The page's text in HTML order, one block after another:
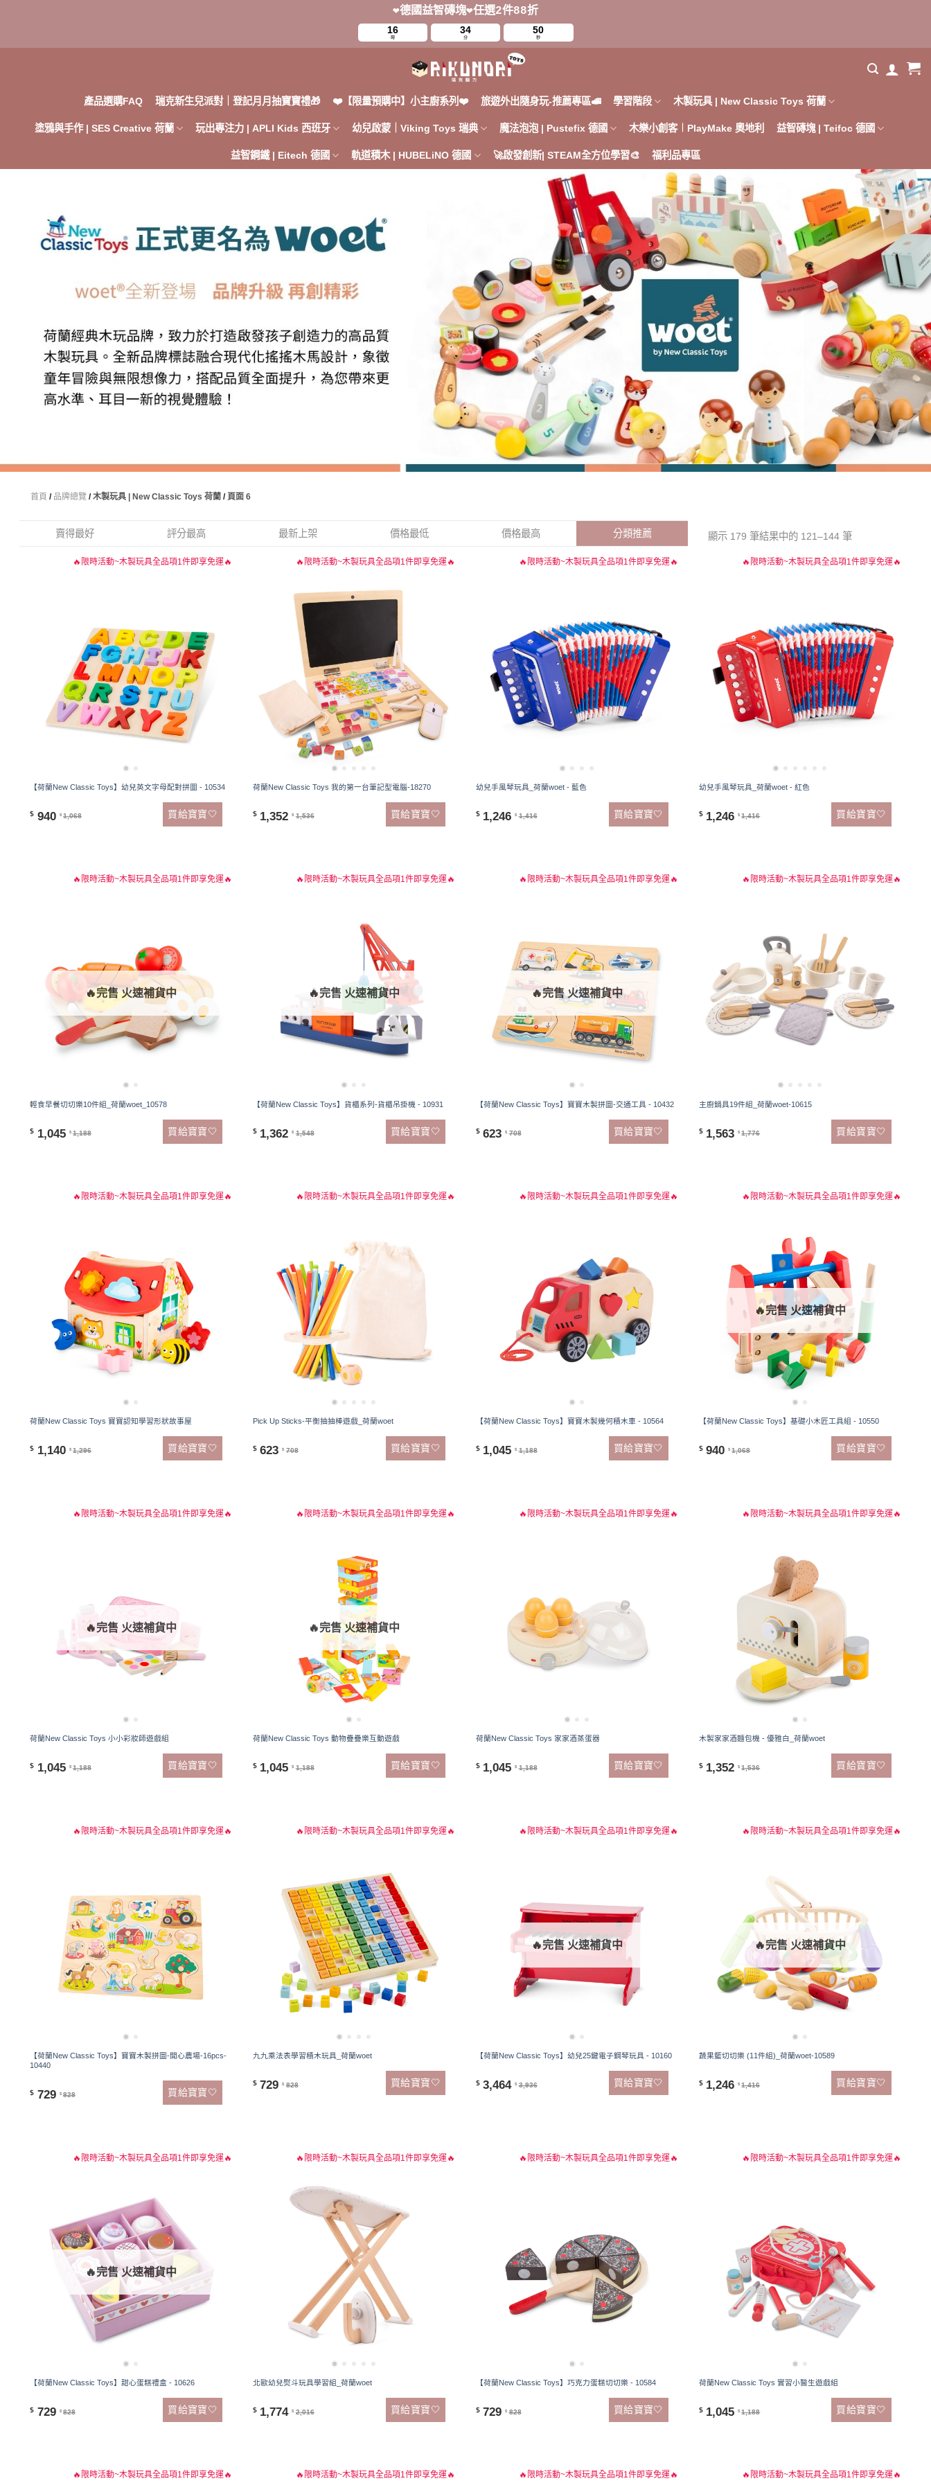
❤️德國益智磚塊❤️任選2件88折
16
時
34
分
49
秒
產品選購FAQ 瑞克新生兒派對｜登記月月抽寶寶禮🎁 ❤️【限量預購中】小主廚系列❤️ 旅遊外出隨身玩-推薦專區🚅 學習階段 木製玩具 | New Classic Toys 荷蘭
塗鴉與手作 | SES Creative 荷蘭 玩出專注力 | APLI Kids 西班牙 幼兒啟蒙｜Viking Toys 瑞典 魔法泡泡 | Pustefix 德國 木樂小創客︱PlayMake 奧地利 益智磚塊 | Teifoc 德國
益智鋼鐵 | Eitech 德國 軌道積木 | HUBELiNO 德國 🚀啟發創新| STEAM全方位學習🎨 福利品專區
首頁 / 品牌總覽 /木製玩具 | New Classic Toys 荷蘭 / 頁面 6
賣得最好 評分最高 最新上架 價格最低 價格最高 分類推薦 顯示 179 筆結果中的 121–144 筆
🔥限時活動~木製玩具全品項1件即享免運🔥
【荷蘭New Classic Toys】幼兒英文字母配對拼圖 - 10534
$ 940 $ 1,068 買給寶寶🤍
🔥限時活動~木製玩具全品項1件即享免運🔥
荷蘭New Classic Toys 我的第一台筆記型電腦-18270
$ 1,352 $ 1,536 買給寶寶🤍
🔥限時活動~木製玩具全品項1件即享免運🔥
幼兒手風琴玩具_荷蘭woet - 藍色
$ 1,246 $ 1,416 買給寶寶🤍
🔥限時活動~木製玩具全品項1件即享免運🔥
幼兒手風琴玩具_荷蘭woet - 紅色
$ 1,246 $ 1,416 買給寶寶🤍
🔥限時活動~木製玩具全品項1件即享免運🔥
🔥完售 火速補貨中
輕食早餐切切樂10件組_荷蘭woet_10578
$ 1,045 $ 1,188 買給寶寶🤍
🔥限時活動~木製玩具全品項1件即享免運🔥
🔥完售 火速補貨中
【荷蘭New Classic Toys】貨櫃系列-貨櫃吊掛機 - 10931
$ 1,362 $ 1,548 買給寶寶🤍
🔥限時活動~木製玩具全品項1件即享免運🔥
🔥完售 火速補貨中
【荷蘭New Classic Toys】寶寶木製拼圖-交通工具 - 10432
$ 623 $ 708 買給寶寶🤍
🔥限時活動~木製玩具全品項1件即享免運🔥
主廚鍋具19件組_荷蘭woet-10615
$ 1,563 $ 1,776 買給寶寶🤍
🔥限時活動~木製玩具全品項1件即享免運🔥
荷蘭New Classic Toys 寶寶認知學習形狀故事屋
$ 1,140 $ 1,296 買給寶寶🤍
🔥限時活動~木製玩具全品項1件即享免運🔥
Pick Up Sticks-平衡抽抽棒遊戲_荷蘭woet
$ 623 $ 708 買給寶寶🤍
🔥限時活動~木製玩具全品項1件即享免運🔥
【荷蘭New Classic Toys】寶寶木製幾何積木車 - 10564
$ 1,045 $ 1,188 買給寶寶🤍
🔥限時活動~木製玩具全品項1件即享免運🔥
🔥完售 火速補貨中
【荷蘭New Classic Toys】基礎小木匠工具組 - 10550
$ 940 $ 1,068 買給寶寶🤍
🔥限時活動~木製玩具全品項1件即享免運🔥
🔥完售 火速補貨中
荷蘭New Classic Toys 小小彩妝師遊戲組
$ 1,045 $ 1,188 買給寶寶🤍
🔥限時活動~木製玩具全品項1件即享免運🔥
🔥完售 火速補貨中
荷蘭New Classic Toys 動物疊疊樂互動遊戲
$ 1,045 $ 1,188 買給寶寶🤍
🔥限時活動~木製玩具全品項1件即享免運🔥
荷蘭New Classic Toys 家家酒蒸蛋器
$ 1,045 $ 1,188 買給寶寶🤍
🔥限時活動~木製玩具全品項1件即享免運🔥
木製家家酒麵包機 - 優雅白_荷蘭woet
$ 1,352 $ 1,536 買給寶寶🤍
🔥限時活動~木製玩具全品項1件即享免運🔥
【荷蘭New Classic Toys】寶寶木製拼圖-開心農場-16pcs-
10440
$ 729 $ 828 買給寶寶🤍
🔥限時活動~木製玩具全品項1件即享免運🔥
九九乘法表學習積木玩具_荷蘭woet
$ 729 $ 828 買給寶寶🤍
🔥限時活動~木製玩具全品項1件即享免運🔥
🔥完售 火速補貨中
【荷蘭New Classic Toys】幼兒25鍵電子鋼琴玩具 - 10160
$ 3,464 $ 3,936 買給寶寶🤍
🔥限時活動~木製玩具全品項1件即享免運🔥
🔥完售 火速補貨中
蔬果籃切切樂 (11件組)_荷蘭woet-10589
$ 1,246 $ 1,416 買給寶寶🤍
🔥限時活動~木製玩具全品項1件即享免運🔥
🔥完售 火速補貨中
【荷蘭New Classic Toys】甜心蛋糕禮盒 - 10626
$ 729 $ 828 買給寶寶🤍
🔥限時活動~木製玩具全品項1件即享免運🔥
北歐幼兒熨斗玩具學習組_荷蘭woet
$ 1,774 $ 2,016 買給寶寶🤍
🔥限時活動~木製玩具全品項1件即享免運🔥
【荷蘭New Classic Toys】巧克力蛋糕切切樂 - 10584
$ 729 $ 828 買給寶寶🤍
🔥限時活動~木製玩具全品項1件即享免運🔥
荷蘭New Classic Toys 實習小醫生遊戲組
$ 1,045 $ 1,188 買給寶寶🤍
🔥限時活動~木製玩具全品項1件即享免運🔥 🔥限時活動~木製玩具全品項1件即享免運🔥 🔥限時活動~木製玩具全品項1件即享免運🔥 🔥限時活動~木製玩具全品項1件即享免運🔥